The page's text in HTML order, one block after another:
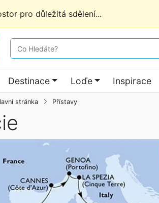
pro důležitá sdělení...
co hledáte
Destinace Loďe Inspirace
stránka Přístavy